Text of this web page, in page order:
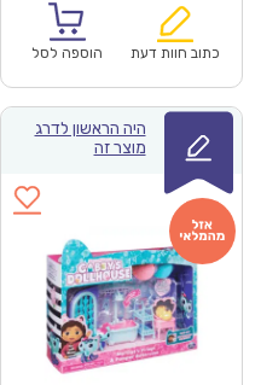
₪527.00.
כתוב חוות דעת הוספה לסל
₪219.00.
היה הראשון לדרג
מוצר זה